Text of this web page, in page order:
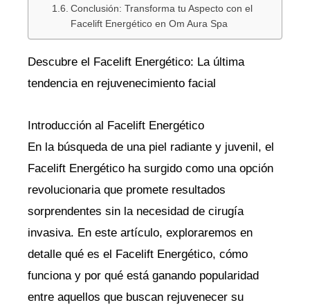
Conclusión: Transforma tu Aspecto con el
Facelift Energético en Om Aura Spa
Descubre el Facelift Energético: La última
tendencia en rejuvenecimiento facial
Introducción al Facelift Energético
En la búsqueda de una piel radiante y juvenil, el
Facelift Energético ha surgido como una opción
revolucionaria que promete resultados
sorprendentes sin la necesidad de cirugía
invasiva. En este artículo, exploraremos en
detalle qué es el Facelift Energético, cómo
funciona y por qué está ganando popularidad
entre aquellos que buscan rejuvenecer su